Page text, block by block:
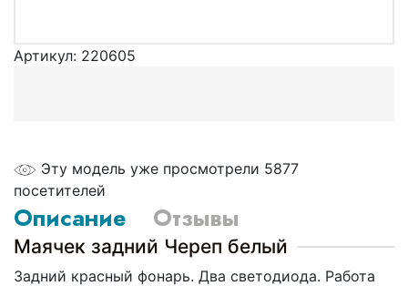
Артикул: 220605
Эту модель уже просмотрели 5877
посетителей
Описание Отзывы
Маячек задний Череп белый
Задний красный фонарь. Два светодиода. Работа